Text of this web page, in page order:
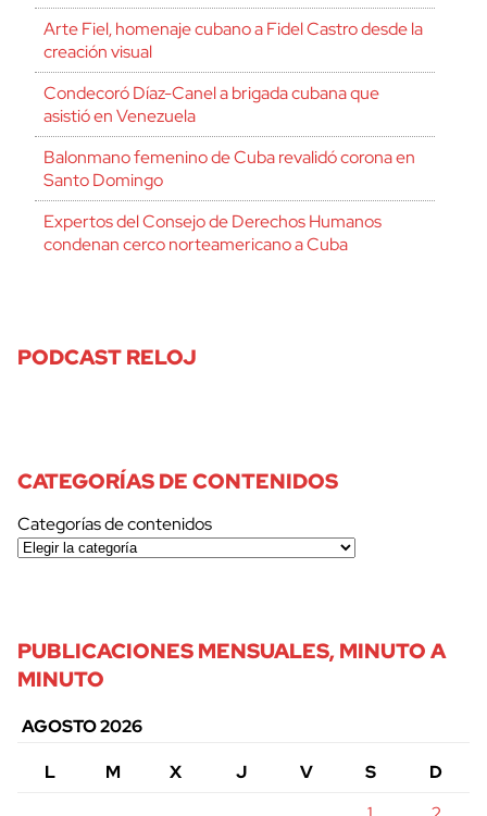
Arte Fiel, homenaje cubano a Fidel Castro desde la
creación visual
Condecoró Díaz-Canel a brigada cubana que
asistió en Venezuela
Balonmano femenino de Cuba revalidó corona en
Santo Domingo
Expertos del Consejo de Derechos Humanos
condenan cerco norteamericano a Cuba
PODCAST RELOJ
CATEGORÍAS DE CONTENIDOS
Categorías de contenidos
PUBLICACIONES MENSUALES, MINUTO A
MINUTO
AGOSTO 2026
L
M X J V S
D